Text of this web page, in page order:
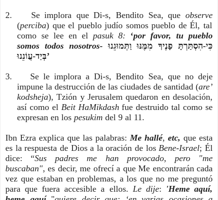
2. Se implora que Di-s, Bendito Sea, que observe
(perciba) que el pueblo judío somos pueblo de Él, tal
como se lee en el pasuk 8: ‘por favor, tu pueblo
somos todos nosotros- כִּי-הִסְתַּרְתָּ פָנֶיךָ מִמֶּנּוּ וַתְּמוּגֵנוּ
בְּיַד-עֲו‍ֹנֵנוּ’
3. Se le implora a Di-s, Bendito Sea, que no deje
impune la destrucción de las ciudades de santidad (are’
kodsheja), Tzión y Jerusalem quedaron en desolación,
así como el Beit HaMikdashfue destruido tal como se
expresan en los pesukim del 9 al 11.
Ibn Ezra explica que las palabras: Me hallé, etc, que esta
es la respuesta de Dios a la oración de los Bene-Israel; Él
dice: “Sus padres me han provocado, pero "me
buscaban", es decir, me ofrecí a que Me encontrarán cada
vez que estaban en problemas, a los que no me preguntó
para que fuera accesible a ellos. Le dije: 'Heme aquí,